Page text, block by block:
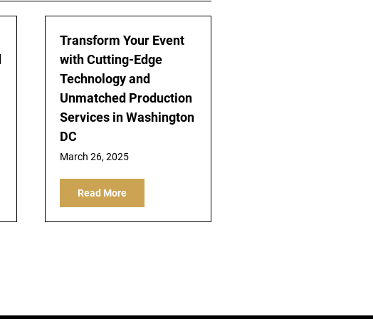
Transform Your Event
with Cutting-Edge
Technology and
Unmatched Production
Services in Washington
DC
March 26, 2025
Read More